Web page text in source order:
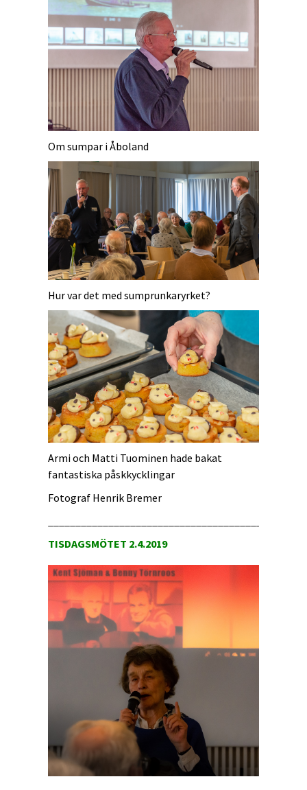
Om sumpar i Åboland
Hur var det med sumprunkaryrket?
Armi och Matti Tuominen hade bakat
fantastiska påskkycklingar
Fotograf Henrik Bremer
TISDAGSMÖTET 2.4.2019